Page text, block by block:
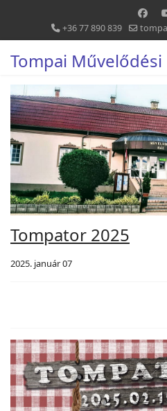
+36 77 890 839
Tompai Művelődési
Tompator 2025
2025. január 07